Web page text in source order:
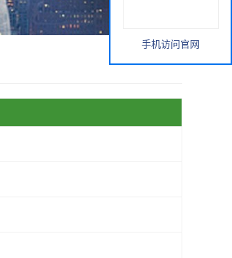
手机访问官网